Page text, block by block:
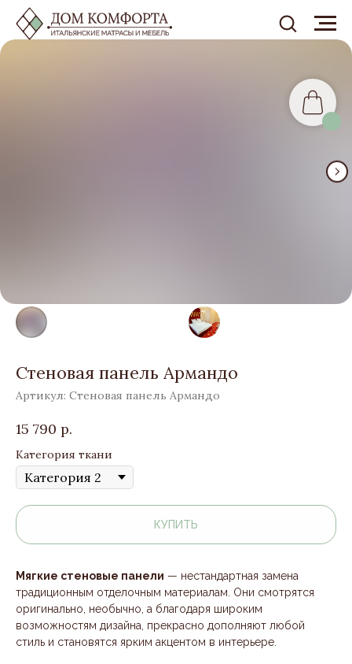
Стеновая панель Армандо
Артикул: Стеновая панель Армандо
15 790 р.
Категория ткани
КУПИТЬ
Мягкие стеновые панели — нестандартная замена
традиционным отделочным материалам. Они смотрятся
оригинально, необычно, а благодаря широким
возможностям дизайна, прекрасно дополняют любой
стиль и становятся ярким акцентом в интерьере.